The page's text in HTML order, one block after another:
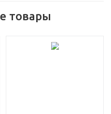
товары